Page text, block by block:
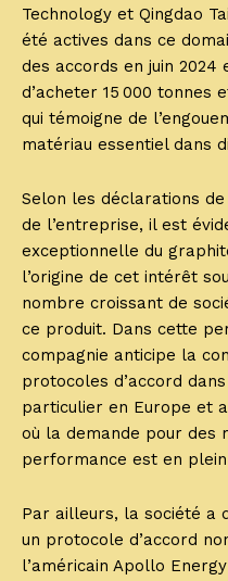
Technology et Qingdao
été actives dans ce
des accords en juin
d’acheter 15 000 tonnes
qui témoigne de
matériau essentiel dans
Selon les déclarations
de l’entreprise, il est
exceptionnelle du
l’origine de cet intérêt
nombre croissant de
ce produit. Dans cette
compagnie anticipe la
protocoles d’accord
particulier en Europe et
où la demande pour des
performance est en
Par ailleurs, la société a
un protocole d’accord
l’américain Apollo